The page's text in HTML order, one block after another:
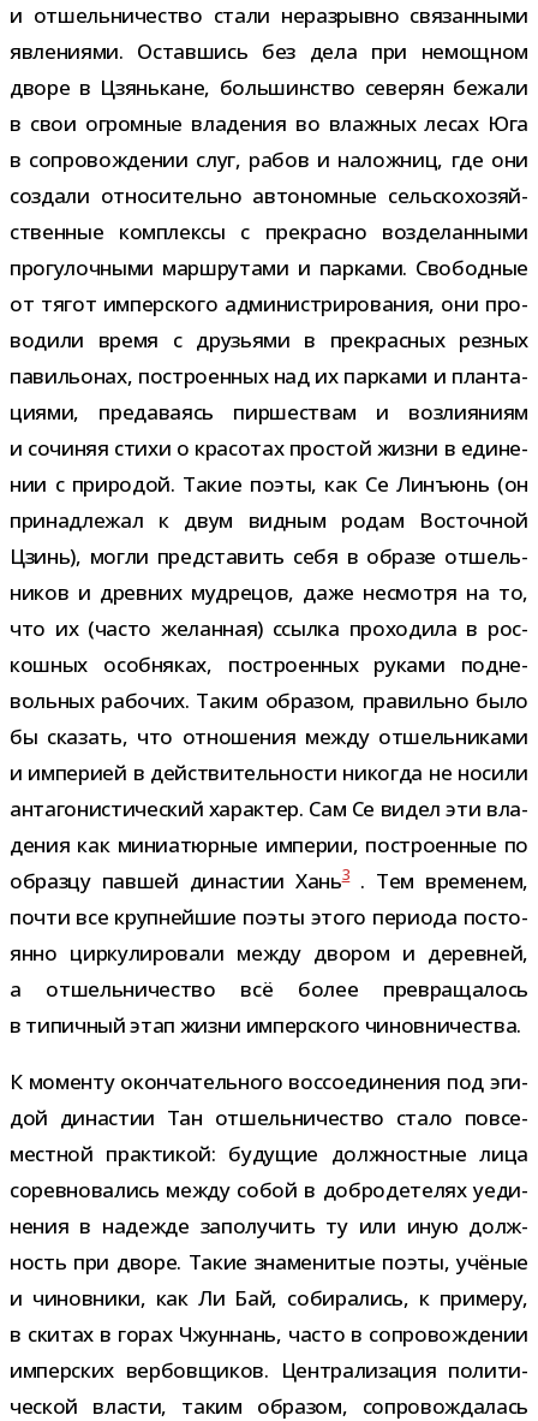
и отшель­ни­че­ство стали нераз­рывно свя­зан­ными
явле­ни­ями. Оставшись без дела при немощ­ном
дворе в Цзянькане, боль­шин­ство севе­рян бежали
в свои огром­ные вла­де­ния во влаж­ных лесах Юга
в сопро­вож­де­нии слуг, рабов и налож­ниц, где они
создали отно­си­тельно авто­ном­ные сель­ско­хо­зяй­
ствен­ные ком­плексы с пре­красно воз­де­лан­ными
про­гу­лоч­ными марш­ру­тами и пар­ками. Свободные
от тягот импер­ского адми­ни­стри­ро­ва­ния, они про­
во­дили время с дру­зьями в пре­крас­ных рез­ных
пави­льо­нах, постро­ен­ных над их пар­ками и план­та­
ци­ями, пре­да­ва­ясь пир­ше­ствам и воз­ли­я­ниям
и сочи­няя стихи о кра­со­тах про­стой жизни в еди­не­
нии с при­ро­дой. Такие поэты, как Се Линъюнь (он
при­над­ле­жал к двум вид­ным родам Восточной
Цзинь), могли пред­ста­вить себя в образе отшель­
ни­ков и древ­них муд­ре­цов, даже несмотря на то,
что их (часто желан­ная) ссылка про­хо­дила в рос­
кош­ных особ­ня­ках, постро­ен­ных руками под­не­
воль­ных рабо­чих. Таким обра­зом, пра­вильно было
бы ска­зать, что отно­ше­ния между отшель­ни­ками
и импе­рией в дей­стви­тель­но­сти нико­гда не носили
анта­го­ни­сти­че­ский харак­тер. Сам Се видел эти вла­
де­ния как мини­а­тюр­ные импе­рии, постро­ен­ные по
образцу пав­шей дина­стии Хань3. Тем вре­ме­нем,
почти все круп­ней­шие поэты этого пери­ода посто­
янно цир­ку­ли­ро­вали между дво­ром и дерев­ней,
а отшель­ни­че­ство всё более пре­вра­ща­лось
в типич­ный этап жизни импер­ского чиновничества.
К моменту окон­ча­тель­ного вос­со­еди­не­ния под эги­
дой дина­стии Тан отшель­ни­че­ство стало повсе­
мест­ной прак­ти­кой: буду­щие долж­ност­ные лица
сорев­но­ва­лись между собой в доб­ро­де­те­лях уеди­
не­ния в надежде запо­лу­чить ту или иную долж­
ность при дворе. Такие зна­ме­ни­тые поэты, учё­ные
и чинов­ники, как Ли Бай, соби­ра­лись, к при­меру,
в ски­тах в горах Чжуннань, часто в сопро­вож­де­нии
импер­ских вер­бов­щи­ков. Централизация поли­ти­
че­ской вла­сти, таким обра­зом, сопро­вож­да­лась